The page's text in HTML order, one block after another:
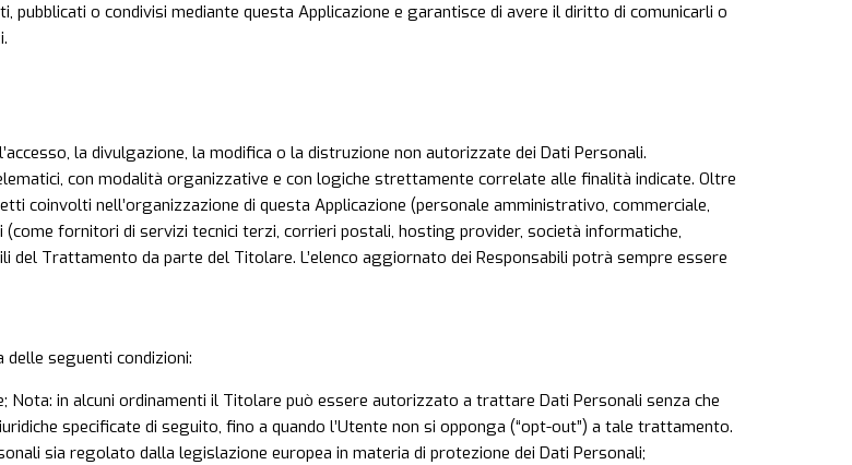
o condivisi mediante questa Applicazione e garantisce di avere il diritto di comunicarli o
la divulgazione, la modifica o la distruzione non autorizzate dei Dati Personali.
con modalità organizzative e con logiche strettamente correlate alle finalità indicate. Oltre
coinvolti nell’organizzazione di questa Applicazione (personale amministrativo, commerciale,
fornitori di servizi tecnici terzi, corrieri postali, hosting provider, società informatiche,
del Trattamento da parte del Titolare. L’elenco aggiornato dei Responsabili potrà sempre essere
seguenti condizioni:
Nota: in alcuni ordinamenti il Titolare può essere autorizzato a trattare Dati Personali senza che
specificate di seguito, fino a quando l’Utente non si opponga (“opt-out”) a tale trattamento.
sia regolato dalla legislazione europea in materia di protezione dei Dati Personali;